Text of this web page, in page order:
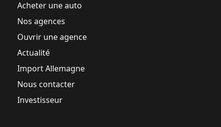
Acheter une auto
Nos agences
Ouvrir une agence
Actualité
Import Allemagne
Nous contacter
Investisseur